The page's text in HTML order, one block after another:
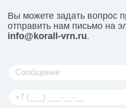
Вы можете задать вопрос
отправить нам письмо на
info@korall-vrn.ru.